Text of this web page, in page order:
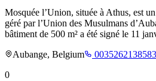
Mosquée l’Union, située à Athus, est
géré par l’Union des Musulmans
bâtiment de 500 m² a été signé le 11
Aubange, Belgium
0